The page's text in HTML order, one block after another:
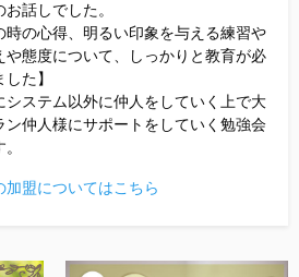
話しでした。
時の心得、明るい印象を与える練習や
や態度について、しっかりと教育が必
た】
システム以外に仲人をしていく上で大
ン仲人様にサポートをしていく勉強会
加盟についてはこちら